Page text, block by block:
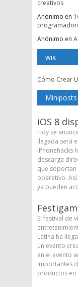
creativos
Anónimo en
Anónimo en
wix
Cómo Crear
Miniposts
iOS 8
Hoy se
llegada será
iPhonehacks
descarga
que soportan
operativo.
ya pueden
El festival de
Latina ha
un evento
en el evento
importantes
productos en